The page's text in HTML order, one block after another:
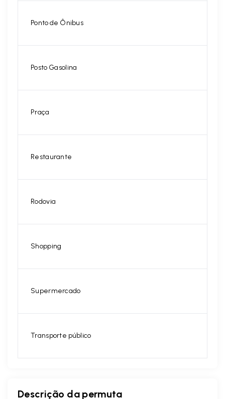
Ponto de Ônibus
Posto Gasolina
Praça
Restaurante
Rodovia
Shopping
Supermercado
Transporte público
Descrição da permuta